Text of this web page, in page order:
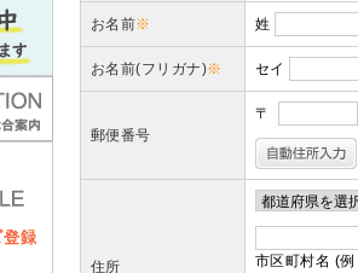
お名前※ 姓
お名前(フリガナ)※ セイ
郵便番号
〒
住所 市区町村名 (